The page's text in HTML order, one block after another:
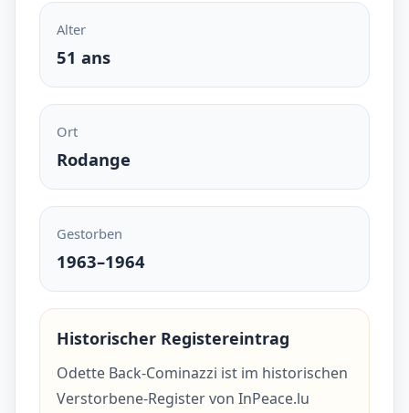
Alter
51 ans
Ort
Rodange
Gestorben
1963–1964
Historischer Registereintrag
Odette Back-Cominazzi ist im historischen
Verstorbene-Register von InPeace.lu